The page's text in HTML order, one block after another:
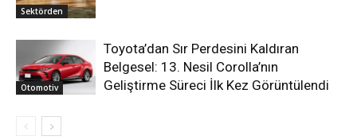
Sektörden
Otomotiv
Toyota’dan Sır Perdesini Kaldıran
Belgesel: 13. Nesil Corolla’nın
Geliştirme Süreci İlk Kez Görüntülendi